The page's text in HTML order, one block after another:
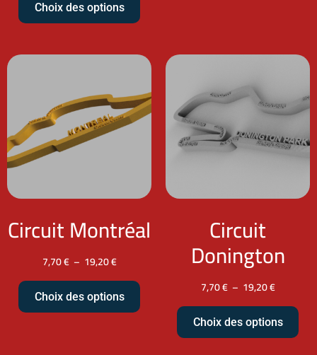
Choix des options
Circuit Montréal
7,70€ – 19,20€
Choix des options
Circuit
Donington
7,70€ – 19,20€
Choix des options